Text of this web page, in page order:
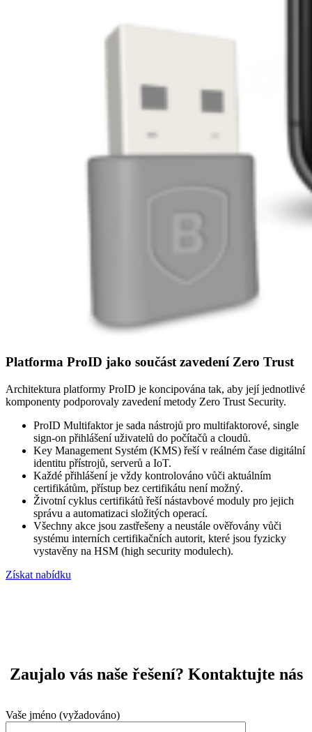
Platforma ProID jako součást zavedení Zero Trust
Architektura platformy ProID je koncipována tak, aby její jednotlivé
komponenty podporovaly zavedení metody Zero Trust Security.
ProID Multifaktor je sada nástrojů pro multifaktorové, single
sign-on přihlášení uživatelů do počítačů a cloudů.
Key Management Systém (KMS) řeší v reálném čase digitální
identitu přístrojů, serverů a IoT.
Každé přihlášení je vždy kontrolováno vůči aktuálním
certifikátům, přístup bez certifikátu není možný.
Životní cyklus certifikátů řeší nástavbové moduly pro jejich
správu a automatizaci složitých operací.
Všechny akce jsou zastřešeny a neustále ověřovány vůči
systému interních certifikačních autorit, které jsou fyzicky
vystavěny na HSM (high security modulech).
Získat nabídku
Zaujalo vás naše řešení? Kontaktujte nás
Vaše jméno (vyžadováno)